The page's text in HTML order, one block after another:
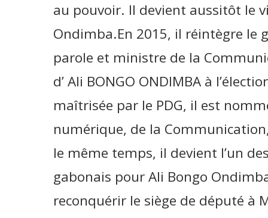
au pouvoir. Il devient aussitôt le
Ondimba.En 2015, il réintègre le
parole et ministre de la
d’ Ali BONGO ONDIMBA à
maîtrisée par le PDG, il est
numérique, de la
le même temps, il devient l’un
gabonais pour Ali Bongo
reconquérir le siège de député à